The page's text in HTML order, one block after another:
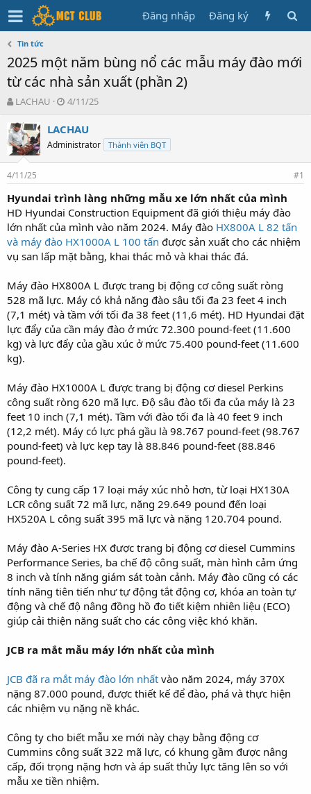
Đăng nhập Đăng ký
Tin tức
2025 một năm bùng nổ các mẫu máy đào mới
từ các nhà sản xuất (phần 2)
T
r
e
a
d
s
a
r
t
e
LACHAU
N
à
y
g
ử
4/11/25
LACHAU
Administrator Thành viên BQT
4/11/25 #1
Hyundai trình làng những mẫu xe lớn nhất của mình
HD Hyundai Construction Equipment đã giới thiệu máy đào
lớn nhất của mình vào năm 2024. Máy đào HX800A L 82 tấn
và máy đào HX1000A L 100 tấn được sản xuất cho các nhiệm
vụ san lấp mặt bằng, khai thác mỏ và khai thác đá.
Máy đào HX800A L được trang bị động cơ công suất ròng
528 mã lực. Máy có khả năng đào sâu tối đa 23 feet 4 inch
(7,1 mét) và tầm với tối đa 38 feet (11,6 mét). HD Hyundai đặt
lực đẩy của cần máy đào ở mức 72.300 pound-feet (11.600
kg) và lực đẩy của gầu xúc ở mức 75.400 pound-feet (11.600
kg).
Máy đào HX1000A L được trang bị động cơ diesel Perkins
công suất ròng 620 mã lực. Độ sâu đào tối đa của máy là 23
feet 10 inch (7,1 mét). Tầm với đào tối đa là 40 feet 9 inch
(12,2 mét). Máy có lực phá gầu là 98.767 pound-feet (98.767
pound-feet) và lực kẹp tay là 88.846 pound-feet (88.846
pound-feet).
Công ty cung cấp 17 loại máy xúc nhỏ hơn, từ loại HX130A
LCR công suất 72 mã lực, nặng 29.649 pound đến loại
HX520A L công suất 395 mã lực và nặng 120.704 pound.
Máy đào A-Series HX được trang bị động cơ diesel Cummins
Performance Series, ba chế độ công suất, màn hình cảm ứng
8 inch và tính năng giám sát toàn cảnh. Máy đào cũng có các
tính năng tiên tiến như tự động tắt động cơ, khóa an toàn tự
động và chế độ nâng đồng hồ đo tiết kiệm nhiên liệu (ECO)
giúp cải thiện năng suất cho các công việc khó khăn.
JCB ra mắt mẫu máy lớn nhất của mình
JCB đã ra mắt máy đào lớn nhất vào năm 2024, máy 370X
nặng 87.000 pound, được thiết kế để đào, phá và thực hiện
các nhiệm vụ nặng nề khác.
Công ty cho biết mẫu xe mới này chạy bằng động cơ
Cummins công suất 322 mã lực, có khung gầm được nâng
cấp, đối trọng nặng hơn và áp suất thủy lực tăng lên so với
mẫu xe tiền nhiệm.